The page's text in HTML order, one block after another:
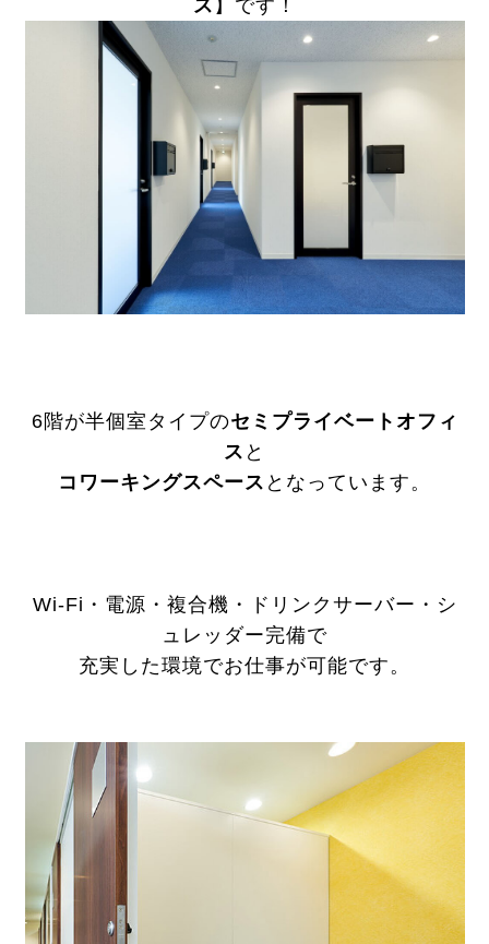
ス 】です！
6階が半個室タイプのセミプライベートオフィ
ス と
コワーキングスペース となっています。
Wi-Fi・電源・複合機・ドリンクサーバー・シ
ュレッダー完備で
充実した環境でお仕事が可能です。